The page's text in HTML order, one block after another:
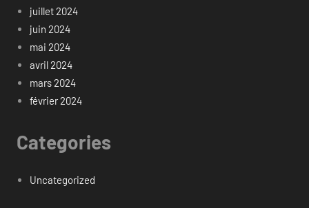
juillet 2024
juin 2024
mai 2024
avril 2024
mars 2024
février 2024
Categories
Uncategorized